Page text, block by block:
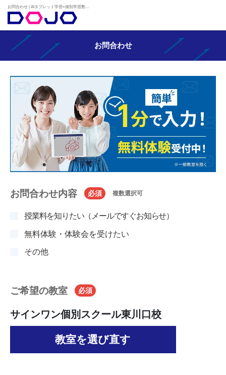
お問合わせ
お問合わせ内容 必須 複数選択可
授業料を知りたい（メールですぐお知らせ）
無料体験・体験会を受けたい
その他
ご希望の教室 必須
サインワン個別スクール東川口校
教室を選び直す